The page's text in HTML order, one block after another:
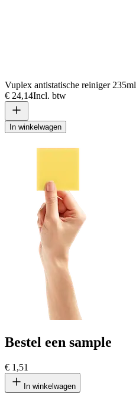
Vuplex antistatische reiniger 235ml
€ 24,14Incl. btw
In winkelwagen
Bestel een sample
€ 1,51
In winkelwagen